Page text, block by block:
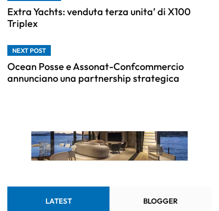
Extra Yachts: venduta terza unita’ di X100
Triplex
NEXT POST
Ocean Posse e Assonat-Confcommercio
annunciano una partnership strategica
LATEST BLOGGER